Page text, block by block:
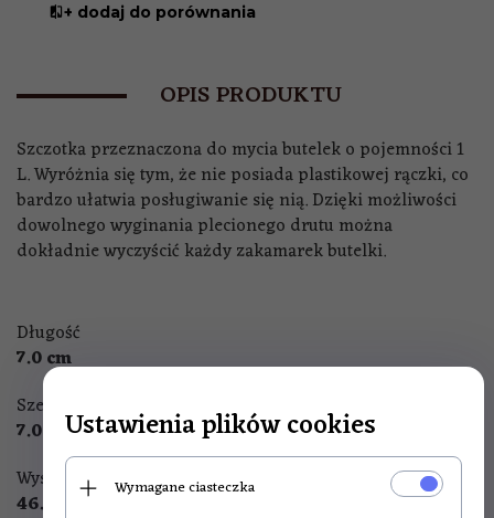
+ dodaj do porównania
OPIS PRODUKTU
Szczotka przeznaczona do mycia butelek o pojemności 1
L. Wyróżnia się tym, że nie posiada plastikowej rączki, co
bardzo ułatwia posługiwanie się nią. Dzięki możliwości
dowolnego wyginania plecionego drutu można
dokładnie wyczyścić każdy zakamarek butelki.
Długość
7.0 cm
Szerokość
7.0 cm
Wysokość
46.0
Ustawienia plików cookies
Wymagane ciasteczka